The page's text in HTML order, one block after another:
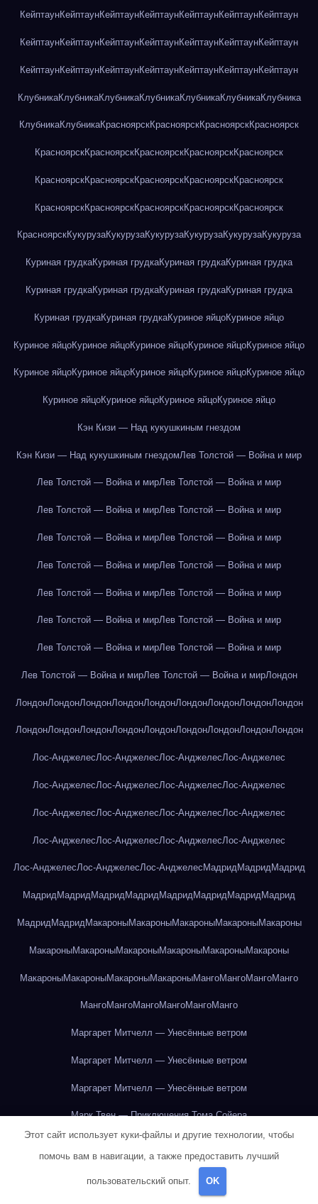
КейптаунКейптаунКейптаунКейптаунКейптаунКейптаунКейптаун
КейптаунКейптаунКейптаунКейптаунКейптаунКейптаунКейптаун
КейптаунКейптаунКейптаунКейптаунКейптаунКейптаунКейптаун
КлубникаКлубникаКлубникаКлубникаКлубникаКлубникаКлубника
КлубникаКлубникаКрасноярскКрасноярскКрасноярскКрасноярск
КрасноярскКрасноярскКрасноярскКрасноярскКрасноярск
КрасноярскКрасноярскКрасноярскКрасноярскКрасноярск
КрасноярскКрасноярскКрасноярскКрасноярскКрасноярск
КрасноярскКукурузаКукурузаКукурузаКукурузаКукурузаКукуруза
Куриная грудкаКуриная грудкаКуриная грудкаКуриная грудка
Куриная грудкаКуриная грудкаКуриная грудкаКуриная грудка
Куриная грудкаКуриная грудкаКуриное яйцоКуриное яйцо
Куриное яйцоКуриное яйцоКуриное яйцоКуриное яйцоКуриное яйцо
Куриное яйцоКуриное яйцоКуриное яйцоКуриное яйцоКуриное яйцо
Куриное яйцоКуриное яйцоКуриное яйцоКуриное яйцо
Кэн Кизи — Над кукушкиным гнездом
Кэн Кизи — Над кукушкиным гнездомЛев Толстой — Война и мир
Лев Толстой — Война и мирЛев Толстой — Война и мир
Лев Толстой — Война и мирЛев Толстой — Война и мир
Лев Толстой — Война и мирЛев Толстой — Война и мир
Лев Толстой — Война и мирЛев Толстой — Война и мир
Лев Толстой — Война и мирЛев Толстой — Война и мир
Лев Толстой — Война и мирЛев Толстой — Война и мир
Лев Толстой — Война и мирЛев Толстой — Война и мир
Лев Толстой — Война и мирЛев Толстой — Война и мирЛондон
ЛондонЛондонЛондонЛондонЛондонЛондонЛондонЛондонЛондон
ЛондонЛондонЛондонЛондонЛондонЛондонЛондонЛондонЛондон
Лос-АнджелесЛос-АнджелесЛос-АнджелесЛос-Анджелес
Лос-АнджелесЛос-АнджелесЛос-АнджелесЛос-Анджелес
Лос-АнджелесЛос-АнджелесЛос-АнджелесЛос-Анджелес
Лос-АнджелесЛос-АнджелесЛос-АнджелесЛос-Анджелес
Лос-АнджелесЛос-АнджелесЛос-Анджелес МадридМадридМадрид
МадридМадридМадридМадридМадридМадридМадридМадрид
Мадрид Мадрид МакароныМакароныМакароныМакароныМакароны
МакароныМакароныМакароныМакароныМакароныМакароны
МакароныМакароныМакароныМакароныМангоМангоМангоМанго
МангоМангоМангоМангоМангоМанго
Маргарет Митчелл — Унесённые ветром
Маргарет Митчелл — Унесённые ветром
Маргарет Митчелл — Унесённые ветром
Марк Твен — Приключения Тома Сойера
Марк Твен — Приключения Тома Сойера
Марк Твен — Приключения Тома Сойера
Марк Твен — Приключения Тома Сойера
Этот сайт использует куки-файлы и другие технологии, чтобы
помочь вам в навигации, а также предоставить лучший
пользовательский опыт. OK